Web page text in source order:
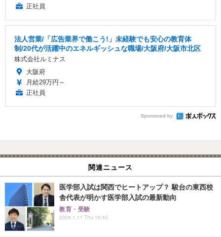
正社員
法人営業/「広告業界で働こう!」未経験でも安心の教育体
制/20代が活躍中のエネルギッシュな職場/大阪府/大阪市北区
株式会社ルミナス
大阪府
月給29万円～
正社員
Sponsored by
関連ニュース
医学部入試は関西でヒートアップ？ 駿台の東西校
舎代表が明かす医学部入試の最新動向
教育・受験
2024.1.11 Thu 16:45